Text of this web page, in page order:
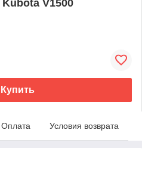
V1500
Купить
Оплата Условия возврата